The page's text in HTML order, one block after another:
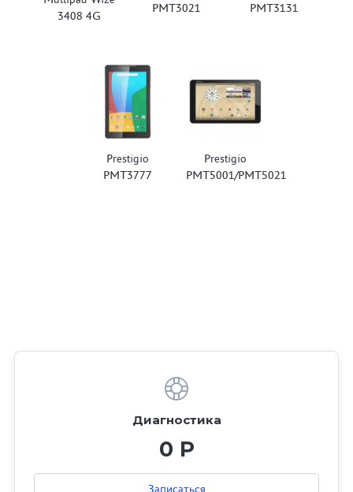
3408 4G
PMT3021
PMT3131
Prestigio
PMT3777
Prestigio
PMT5001/PMT5021
Диагностика
0 Р
Записаться